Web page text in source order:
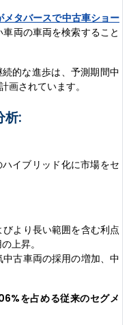
タバースで中古車ショー
両の車両を検索すること
的な進歩は、予測期間中
画されています。
析:
イブリッド化に市場をセ
より長い範囲を含む利点
上昇。
古車両の採用の増加、中
を占める従来のセグメ